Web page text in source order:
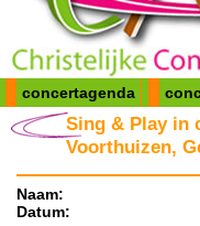
concertagenda
Sing & Play in
Voorthuizen,
Naam:
Datum: